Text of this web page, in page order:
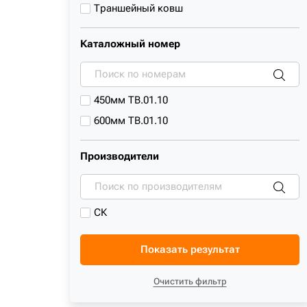
R160LC-9
R160LC-9S
R170LC-7
R170W-7
R170W-7A
R180LC-7
R180LC-9
R180NLC-9S
R180W-9
Траншейный ковш
Каталожный номер
450мм TB.01.10
600мм TB.01.10
Производители
СК
Показать результат
Очистить фильтр